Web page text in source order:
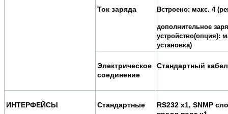
Ток заряда Встроено: макс. 4
дополнительное
устройство(опция):
установка)
Электрическое
соединение
Стандартный
ИНТЕРФЕЙСЫ Стандартные
RS232 x1, SNMP